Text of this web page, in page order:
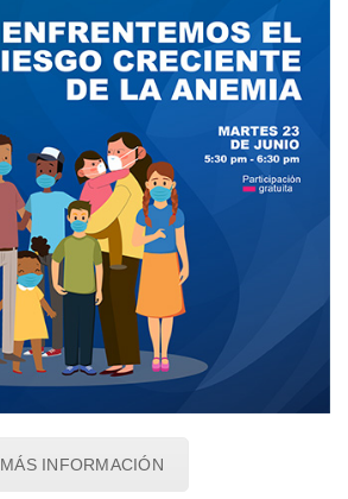
MÁS INFORMACIÓN